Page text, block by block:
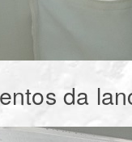
da